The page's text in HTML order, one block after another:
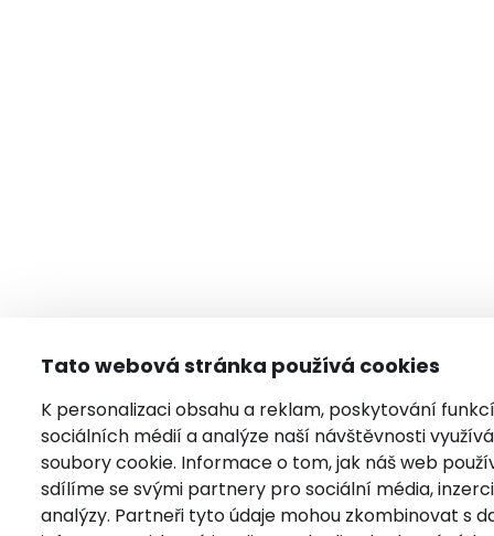
Tato webová stránka používá cookies
K personalizaci obsahu a reklam, poskytování funkcí
sociálních médií a analýze naší návštěvnosti
soubory cookie. Informace o tom, jak náš web
sdílíme se svými partnery pro sociální média,
analýzy. Partneři tyto údaje mohou zkombinovat s